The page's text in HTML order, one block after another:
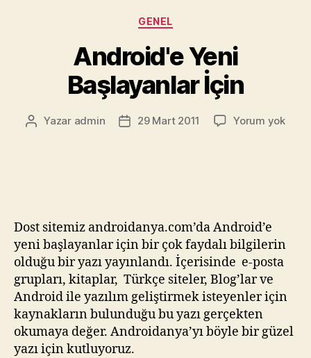
İndirilir
:)”
Kategoriler
GENEL
Android'e Yeni
Başlayanlar İçin
Yazının
Yazar admin
Yazı29 Mart 2011 Yorum yok
Dost sitemiz androidanya.com’da Android’e
yeni başlayanlar için bir çok faydalı bilgilerin
olduğu bir yazı yayınlandı. İçerisinde e-posta
grupları, kitaplar, Türkçe siteler, Blog’lar ve
Android ile yazılım geliştirmek isteyenler için
kaynakların bulunduğu bu yazı gerçekten
okumaya değer. Androidanya’yı böyle bir güzel
yazı için kutluyoruz.